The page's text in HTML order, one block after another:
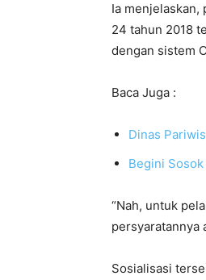
Ia menjelaskan,
24 tahun 2018
dengan sistem
Baca Juga :
Dinas
Begini
“Nah, untuk
persyaratannya
Sosialisasi